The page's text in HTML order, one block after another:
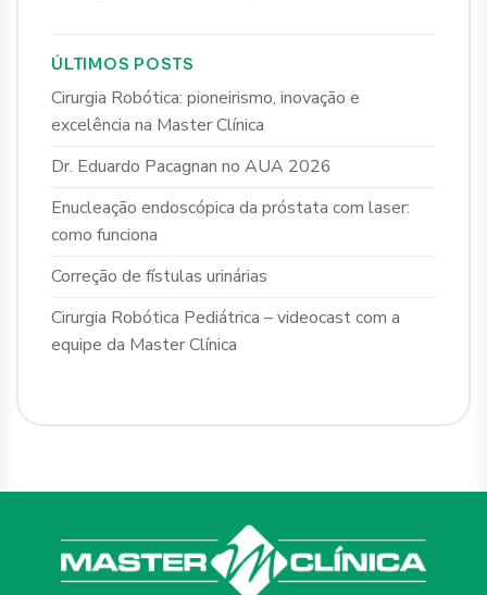
ÚLTIMOS POSTS
Cirurgia Robótica: pioneirismo, inovação e
excelência na Master Clínica
Dr. Eduardo Pacagnan no AUA 2026
Enucleação endoscópica da próstata com laser:
como funciona
Correção de fístulas urinárias
Cirurgia Robótica Pediátrica – videocast com a
equipe da Master Clínica